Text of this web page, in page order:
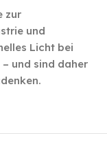
zur
und
Licht bei
und sind daher